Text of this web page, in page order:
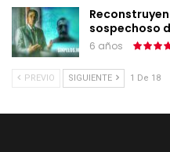
sospechoso
6 años
PREVIO SIGUIENTE 1 De 18